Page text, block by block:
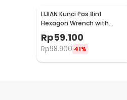
LIJIAN Kunci Pas 8in1
Hexagon Wrench with
Powerful Magnet - LJ21
Rp59.100
Rp98.900 41%